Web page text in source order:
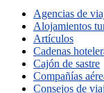
Agencias de
Alojamientos
Artículos
Cadenas
Cajón de sastre
Compañías
Consejos de